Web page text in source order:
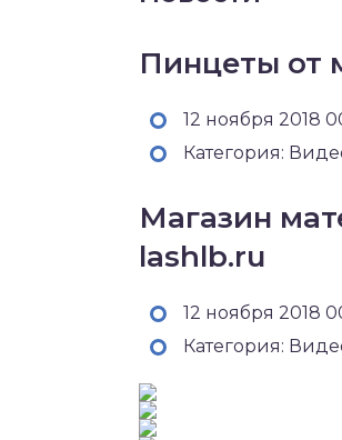
Пинцеты от
12 ноября 2018
Категория:
Магазин
lashlb.ru
12 ноября 2018
Категория: